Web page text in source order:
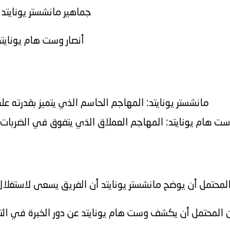
جماهير مانشستر
أنصار وست هام
مانشستر يونايتد: المهاجم الحاسم الذي يتميز بقدرته
هام يونايتد: المهاجم العملاق الذي يتفوق في الضربات
أن يوضح مانشستر يونايتد أن الفريق يسعى
المحتمل أن يكشف وست هام يونايتد عن دور الخبرة في